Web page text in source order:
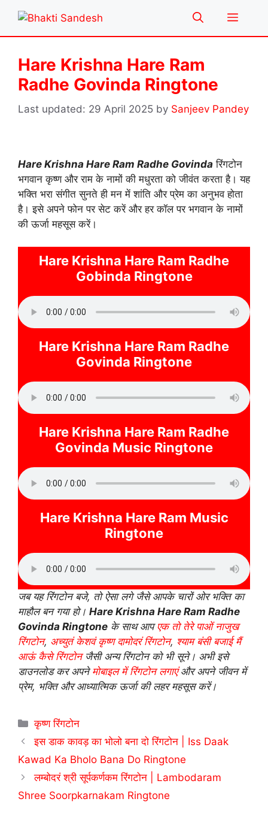
content
Menu
Hare Krishna Hare Ram
Radhe Govinda Ringtone
29 April 2025 by Sanjeev Pandey
Hare Krishna Hare Ram Radhe Govinda रिंगटोन
भगवान कृष्ण और राम के नामों की मधुरता को जीवंत करता है। यह
भक्ति भरा संगीत सुनते ही मन में शांति और प्रेम का अनुभव होता
है। इसे अपने फोन पर सेट करें और हर कॉल पर भगवान के नामों
की ऊर्जा महसूस करें।
Hare Krishna Hare Ram Radhe
Gobinda Ringtone
Hare Krishna Hare Ram Radhe
Govinda Ringtone
Hare Krishna Hare Ram Radhe
Govinda Music Ringtone
Hare Krishna Hare Ram Music
Ringtone
जब यह रिंगटोन बजे, तो ऐसा लगे जैसे आपके चारों ओर भक्ति का
माहौल बन गया हो। Hare Krishna Hare Ram Radhe
Govinda Ringtone के साथ आपएक तो तेरे पाओं नाजुख
रिंगटोन, अच्युतं केशवं कृष्ण दामोदरं रिंगटोन, श्याम बंसी बजाई मैं
आऊं कैसे रिंगटोनजैसी अन्य रिंगटोन को भी सूने। अभी इसे
डाउनलोड कर अपनेमोबाइल में रिंगटोन लगाएंऔर अपने जीवन में
प्रेम, भक्ति और आध्यात्मिक ऊर्जा की लहर महसूस करें।
Categories
कृष्ण रिंगटोन
इस डाक कावड़ का भोलो बना दो रिंगटोन | Iss Daak
Kawad Ka Bholo Bana Do Ringtone
लम्बोदरं श्री सूर्पकर्णकम रिंगटोन | Lambodaram
Shree Soorpkarnakam Ringtone